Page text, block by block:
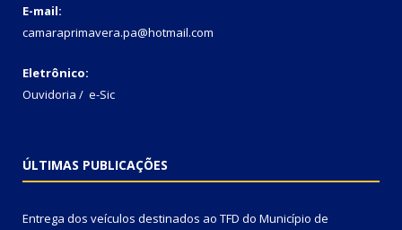
E-mail:
camaraprimavera.pa@hotmail.com
Eletrônico:
Ouvidoria / e-Sic
ÚLTIMAS PUBLICAÇÕES
Entrega dos veículos destinados ao TFD do Município de